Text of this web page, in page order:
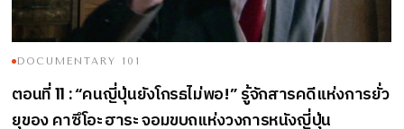
DOCUMENTARY 101
ตอนที่11 : “คนญี่ปุ่นยังโกรธไม่พอ!”รู้จักสารคดีแห่งการยั่ว
ยุของคาซึโอะฮาระจอมขบถแห่งวงการหนังญี่ปุ่น